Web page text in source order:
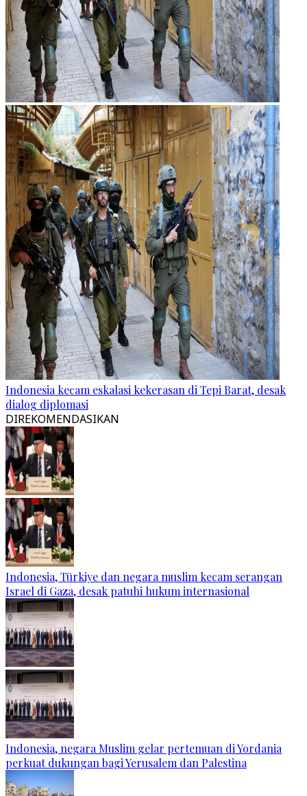
Indonesia kecam eskalasi kekerasan di Tepi Barat, desak
dialog diplomasi
DIREKOMENDASIKAN
Indonesia, Türkiye dan negara muslim kecam serangan
Israel di Gaza, desak patuhi hukum internasional
Indonesia, negara Muslim gelar pertemuan di Yordania
perkuat dukungan bagi Yerusalem dan Palestina